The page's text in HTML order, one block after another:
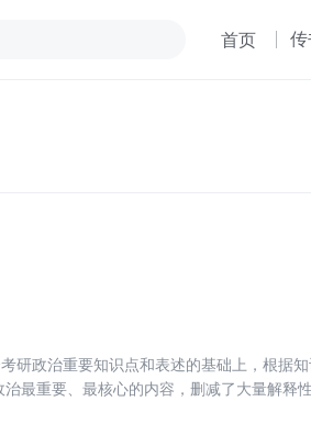
首页
研政治重要知识点和表述的基础上，根据
最重要、最核心的内容，删减了大量解释